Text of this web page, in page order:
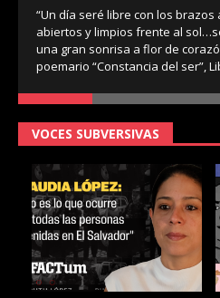
“Un día seré libre con los brazos
abiertos y limpios frente al
una gran sonrisa a flor de
poemario “Constancia del ser”,
VOCES SUBVERSIVAS